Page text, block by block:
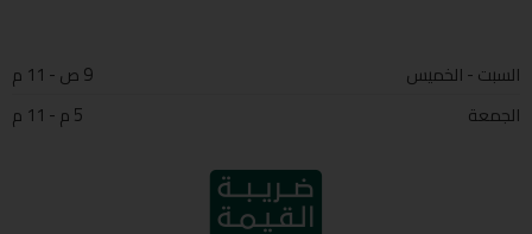
السبت - الخميس
9 ص - 11 م
الجمعة
5 م - 11 م